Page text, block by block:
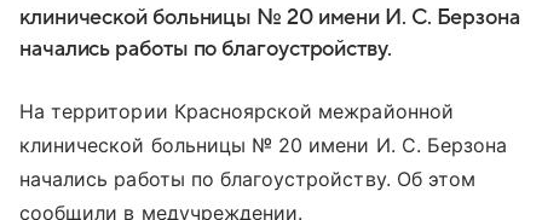
клинической больницы № 20 имени И. С. Берзона
начались работы по благоустройству.
На территории Красноярской межрайонной
клинической больницы № 20 имени И. С. Берзона
начались работы по благоустройству. Об этом
сообщили в медучреждении.